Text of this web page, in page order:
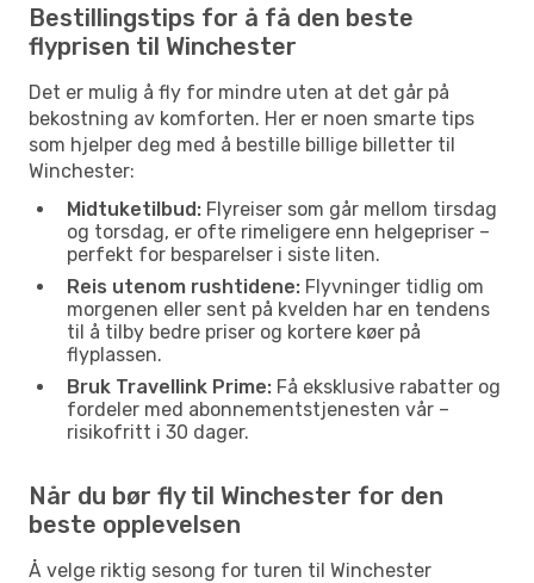
Bestillingstips for å få den beste
flyprisen til Winchester
Det er mulig å fly for mindre uten at det går på
bekostning av komforten. Her er noen smarte tips
som hjelper deg med å bestille billige billetter til
Winchester:
Midtuketilbud: Flyreiser som går mellom tirsdag
og torsdag, er ofte rimeligere enn helgepriser –
perfekt for besparelser i siste liten.
Reis utenom rushtidene: Flyvninger tidlig om
morgenen eller sent på kvelden har en tendens
til å tilby bedre priser og kortere køer på
flyplassen.
Bruk Travellink Prime: Få eksklusive rabatter og
fordeler med abonnementstjenesten vår –
risikofritt i 30 dager.
Når du bør fly til Winchester for den
beste opplevelsen
Å velge riktig sesong for turen til Winchester